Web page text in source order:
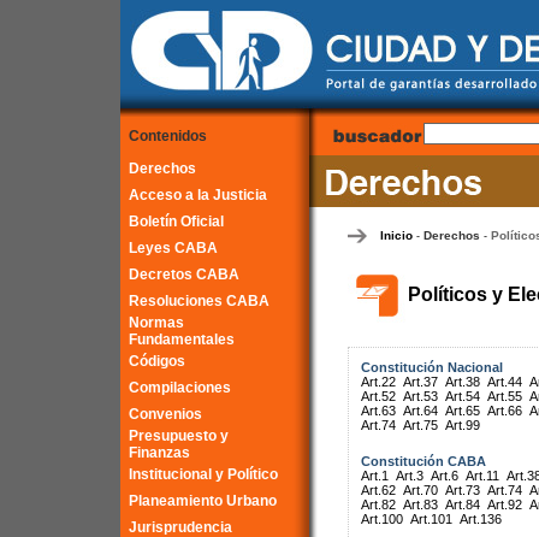
Contenidos
Derechos
Acceso a la Justicia
Boletín Oficial
Leyes CABA
Decretos CABA
Resoluciones CABA
Normas
Fundamentales
Códigos
Compilaciones
Convenios
Presupuesto y
Finanzas
Institucional y Político
Planeamiento Urbano
Jurisprudencia
Inicio- Derechos -
Políticos y
Constitución Nacional
Art.22 Art.37 Art.38 Art.44
Art.52 Art.53 Art.54 Art.55
Art.63 Art.64 Art.65 Art.66
Art.74 Art.75 Art.99
Constitución CABA
Art.1
Art.3 Art.6 Art.11
Art.62 Art.70 Art.73 Art.74
Art.82 Art.83 Art.84 Art.92
Art.100 Art.101 Art.136